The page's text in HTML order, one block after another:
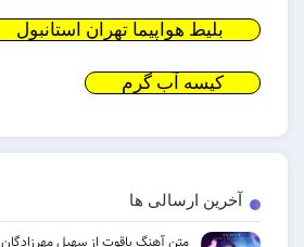
آخرین ارسالی ها
متن آهنگ یاقوت از سهیل مهرزادگان
بلیط هواپیما تهران استانبول
کیسه آب گرم